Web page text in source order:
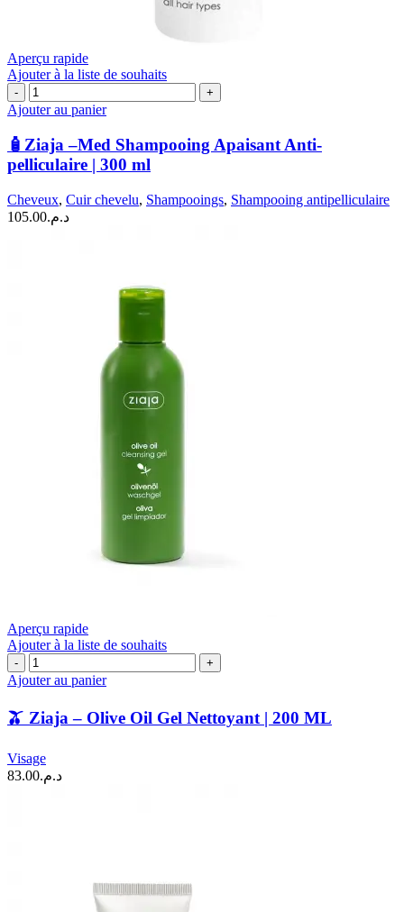
Aperçu rapide
Ajouter à la liste de souhaits
quantité
de
Ziaja
–
Med
Apaisant
Anti-
Ajouter au panier
🧴Ziaja –Med Shampooing Apaisant Anti-
pelliculaire | 300 ml
Cheveux, Cuir chevelu, Shampooings, Shampooing antipelliculaire
د.م.105.00
Aperçu rapide
Ajouter à la liste de souhaits
quantité
de
Ziaja
Oil
Gel
Ajouter au panier
🫒 Ziaja – Olive Oil Gel Nettoyant | 200 ML
Visage
د.م.83.00